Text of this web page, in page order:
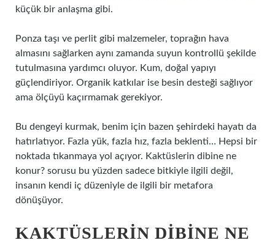
küçük bir anlaşma gibi.
Ponza taşı ve perlit gibi malzemeler, toprağın hava
almasını sağlarken aynı zamanda suyun kontrollü şekilde
tutulmasına yardımcı oluyor. Kum, doğal yapıyı
güçlendiriyor. Organik katkılar ise besin desteği sağlıyor
ama ölçüyü kaçırmamak gerekiyor.
Bu dengeyi kurmak, benim için bazen şehirdeki hayatı da
hatırlatıyor. Fazla yük, fazla hız, fazla beklenti… Hepsi bir
noktada tıkanmaya yol açıyor. Kaktüslerin dibine ne
konur? sorusu bu yüzden sadece bitkiyle ilgili değil,
insanın kendi iç düzeniyle de ilgili bir metafora
dönüşüyor.
KAKTÜSLERIN DIBINE NE